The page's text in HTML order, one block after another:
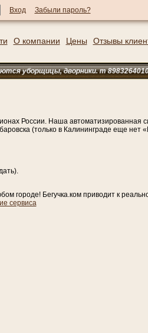
Забыли пароль?
О компании Цены Отзывы
дворники. т 89832640101
России. Наша автоматизированная
(только в Калининграде еще нет
городе! Бегучка.ком приводит к
сервиса